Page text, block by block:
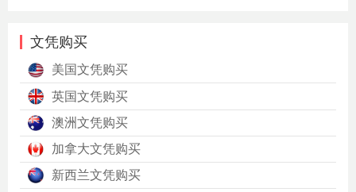
文凭购买
美国文凭购买
英国文凭购买
澳洲文凭购买
加拿大文凭购买
新西兰文凭购买